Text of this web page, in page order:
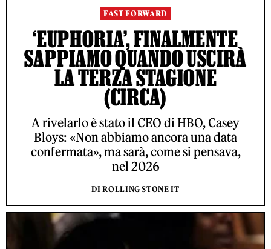
FAST FORWARD
‘EUPHORIA’, FINALMENTE
SAPPIAMO QUANDO USCIRÀ
LA TERZA STAGIONE
(CIRCA)
A rivelarlo è stato il CEO di HBO, Casey
Bloys: «Non abbiamo ancora una data
confermata», ma sarà, come si pensava,
nel 2026
DI ROLLING STONE IT